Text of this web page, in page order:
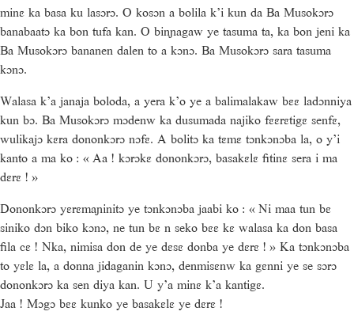
minɛ ka basa ku lasɔrɔ. O kosɔn a bolila k’i kun da Ba Musokɔrɔ
banabaatɔ ka bon tufa kan. O binɲagaw ye tasuma ta, ka bon jeni ka
Ba Musokɔrɔ bananen dalen to a kɔnɔ. Ba Musokɔrɔ sara tasuma
kɔnɔ.
Walasa k’a janaja boloda, a yera k’o ye a balimalakaw bɛɛ ladɔnniya
kun bɔ. Ba Musokɔrɔ mɔdenw ka dusumada najiko fɛɛrɛtigɛ senfɛ,
wulikajɔ kɛra dononkɔrɔ nɔfɛ. A bolitɔ ka tɛmɛ tɔnkɔnɔba la, o y’i
kanto a ma ko : « Aa ! kɔrɔkɛ dononkɔrɔ, basakɛlɛ fitinɛ sera i ma
dɛrɛ ! »
Dononkɔrɔ yɛrɛmaɲinitɔ ye tɔnkɔnɔba jaabi ko : « Ni maa tun bɛ
siniko dɔn biko kɔnɔ, ne tun bɛ n seko bɛɛ kɛ walasa ka don basa
fila cɛ ! Nka, nimisa don de ye dɛsɛ donba ye dɛrɛ ! » Ka tɔnkɔnɔba
to yɛlɛ la, a donna jidaganin kɔnɔ, denmisɛnw ka gɛnni ye se sɔrɔ
dononkɔrɔ ka sen diya kan. U y’a minɛ k’a kantigɛ.
Jaa ! Mɔgɔ bɛɛ kunko ye basakɛlɛ ye dɛrɛ !